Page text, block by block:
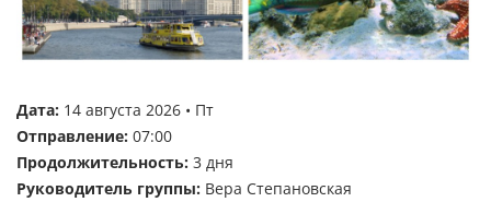
Дата: 14 августа 2026 • Пт
Отправление: 07:00
Продолжительность: 3 дня
Руководитель группы: Вера Степановская